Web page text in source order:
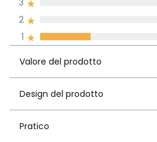
1 2
2
3 0
4
51
2
3
Valore del prodotto
Design del prodotto
Pratico